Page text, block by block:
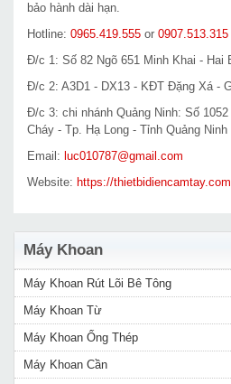
bảo hành dài hạn.
Hotline: 0965.419.555 or 0907.513.315
Đ/c 1: Số 82 Ngõ 651 Minh Khai - Hai
Đ/c 2: A3D1 - DX13 - KĐT Đặng Xá -
Đ/c 3: chi nhánh Quảng Ninh: Số
Cháy - Tp. Hạ Long - Tỉnh Quảng Ninh
Email: luc010787@gmail.com
Website: https://thietbidiencamtay.com
Máy Khoan
Máy Khoan Rút Lõi Bê Tông
Máy Khoan Từ
Máy Khoan Ống Thép
Máy Khoan Cần